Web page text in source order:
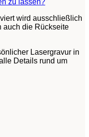
wird ausschließlich
auch die Rückseite
Lasergravur in
Details rund um